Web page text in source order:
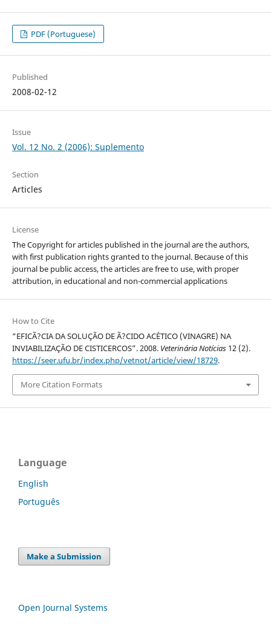
PDF (Portuguese)
Published
2008-02-12
Issue
Vol. 12 No. 2 (2006): Suplemento
Section
Articles
License
The Copyright for articles published in the journal are the authors,
with first publication rights granted to the journal. Because of this
journal be public access, the articles are free to use, with proper
attribution, in educational and non-commercial applications
How to Cite
“EFICÃ?CIA DA SOLUÇÃO DE Ã?CIDO ACÉTICO (VINAGRE) NA
INVIABILIZAÇÃO DE CISTICERCOS”. 2008. Veterinária Notícias12 (2).
https://seer.ufu.br/index.php/vetnot/article/view/18729.
More Citation Formats
Language
English
Português
Make a Submission
Open Journal Systems